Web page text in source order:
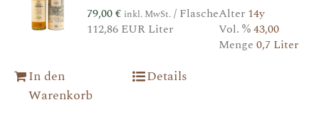
79,00€ inkl. MwSt./ Flasche
112,86 EUR Liter
Alter 14y
Vol. %43,00
Menge 0,7 Liter
In den
Warenkorb
Details